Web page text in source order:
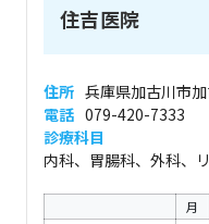
住吉医院
住所 兵庫県加古川市
電話 079-420-7333
診療科目
内科、胃腸科、外科、
月